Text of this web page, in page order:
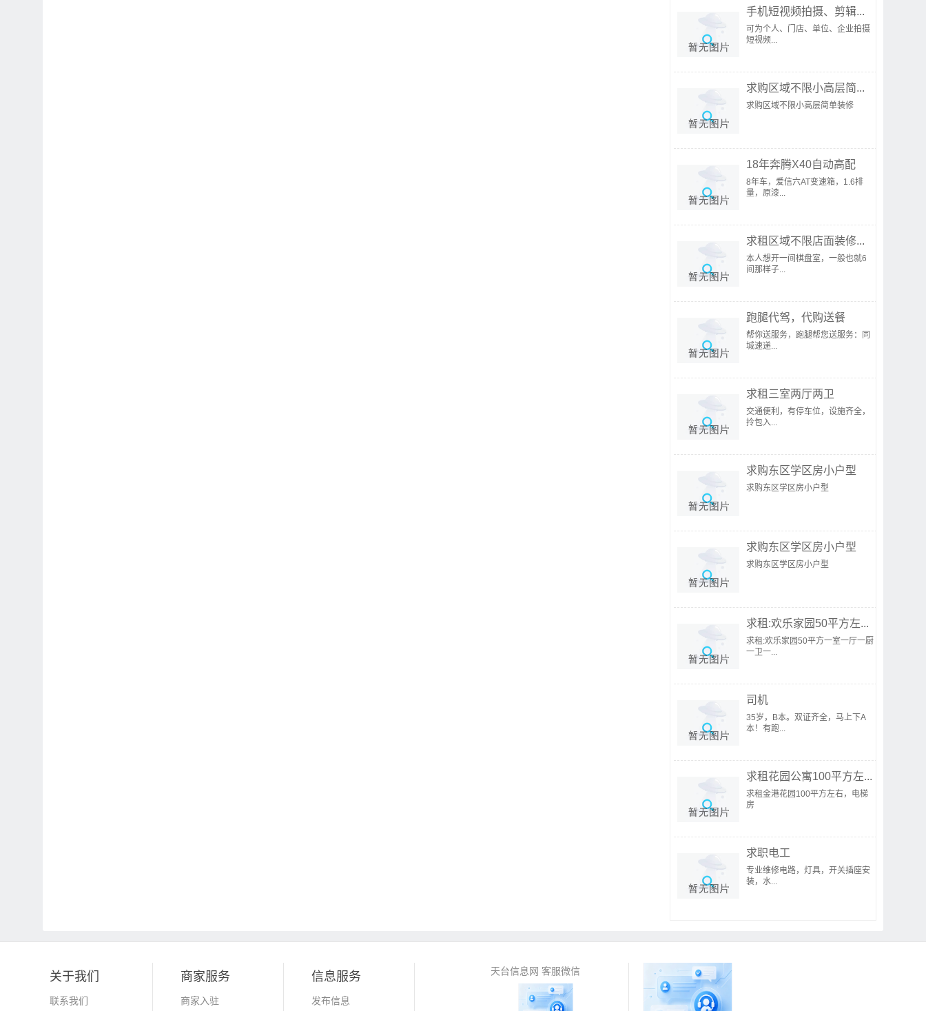
手机短视频拍摄、剪辑...
可为个人、门店、单位、企业拍摄
短视频...
求购区域不限小高层简...
求购区域不限小高层简单装修
18年奔腾X40自动高配
8年车，爱信六AT变速箱，1.6排
量，原漆...
求租区域不限店面装修...
本人想开一间棋盘室，一般也就6
间那样子...
跑腿代驾，代购送餐
帮你送服务，跑腿帮您送服务：同
城速递...
求租三室两厅两卫
交通便利，有停车位，设施齐全，
拎包入...
求购东区学区房小户型
求购东区学区房小户型
求购东区学区房小户型
求购东区学区房小户型
求租:欢乐家园50平方左...
求租:欢乐家园50平方一室一厅一厨
一卫一...
司机
35岁，B本。双证齐全，马上下A
本！有跑...
求租花园公寓100平方左...
求租金港花园100平方左右，电梯
房
求职电工
专业维修电路，灯具，开关插座安
装，水...
关于我们
联系我们
商家服务
商家入驻
信息服务
发布信息
天台信息网 客服微信